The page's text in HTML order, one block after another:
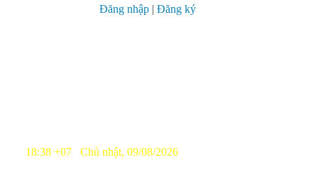
Đăng nhập | Đăng ký
18:38 +07 Chủ nhật, 09/08/2026